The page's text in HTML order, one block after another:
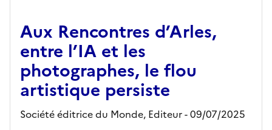
Aux Rencontres d’Arles,
entre l’IA et les
photographes, le flou
artistique persiste
Société éditrice du Monde, Editeur- 09/07/2025